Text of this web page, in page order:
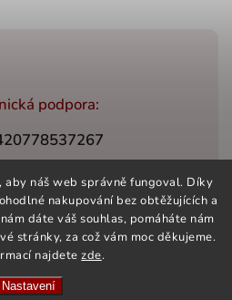
aby náš web správně fungoval. Díky
nakupování bez obtěžujících a
dáte váš souhlas, pomáháte nám
stránky, za což vám moc děkujeme.
najdetezde.
Nastavení
podpora:
. Všechna práva vyhrazena.
| Design